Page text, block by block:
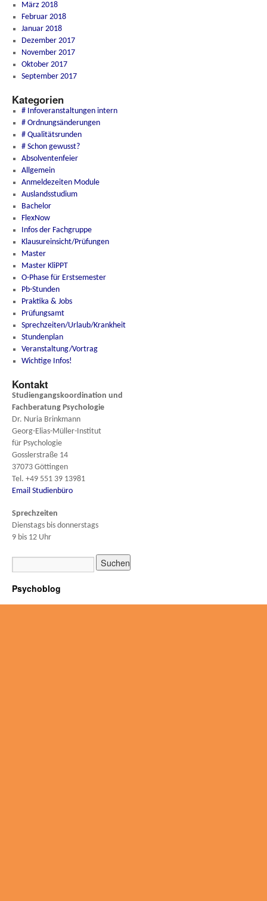
März 2018
Februar 2018
Januar 2018
Dezember 2017
November 2017
Oktober 2017
September 2017
Kategorien
# Infoveranstaltungen intern
# Ordnungsänderungen
# Qualitätsrunden
# Schon gewusst?
Absolventenfeier
Allgemein
Anmeldezeiten Module
Auslandsstudium
Bachelor
FlexNow
Infos der Fachgruppe
Klausureinsicht/Prüfungen
Master
Master KliPPT
O-Phase für Erstsemester
Pb-Stunden
Praktika & Jobs
Prüfungsamt
Sprechzeiten/Urlaub/Krankheit
Stundenplan
Veranstaltung/Vortrag
Wichtige Infos!
Kontakt
Studiengangskoordination und
Fachberatung Psychologie
Dr. Nuria Brinkmann
Georg-Elias-Müller-Institut
für Psychologie
Gosslerstraße 14
37073 Göttingen
Tel. +49 551 39 13981
Email Studienbüro
Sprechzeiten
Dienstags bis donnerstags
9 bis 12 Uhr
Psychoblog